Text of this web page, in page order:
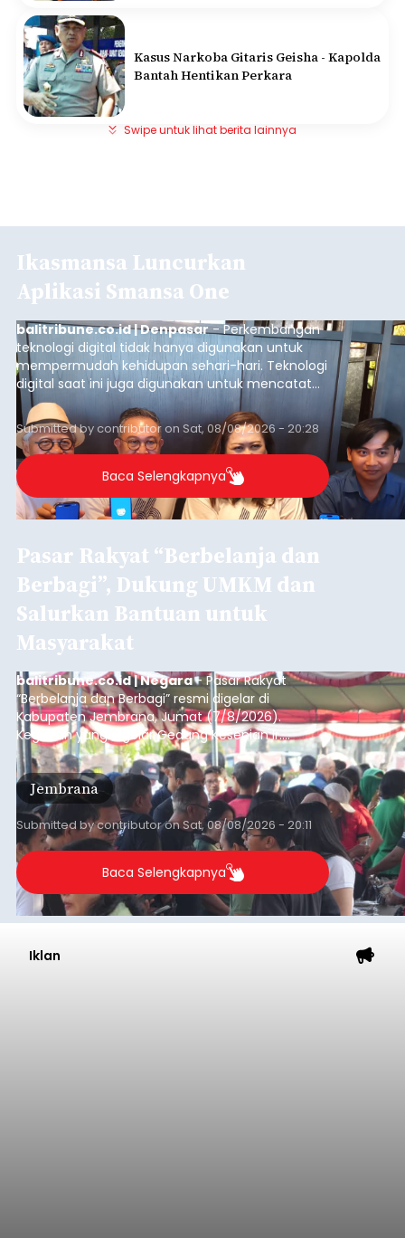
Kasus Narkoba Gitaris Geisha - Kapolda
Bantah Hentikan Perkara
Swipe untuk lihat berita lainnya
Ikasmansa Luncurkan
Aplikasi Smansa One
balitribune.co.id | Denpasar- Perkembangan
teknologi digital tidak hanya digunakan untuk
mempermudah kehidupan sehari-hari. Teknologi
digital saat ini juga digunakan untuk mencatat
dan mengelola data base alumni dari suatu
sekolah, salah satunya adalah alumni SMA 1
Denpasar.
Submitted bycontributoronSat, 08/08/2026 - 20:28
Baca Selengkapnya
Pasar Rakyat “Berbelanja dan
Berbagi”, Dukung UMKM dan
Salurkan Bantuan untuk
Masyarakat
balitribune.co.id | Negara- Pasar Rakyat
“Berbelanja dan Berbagi” resmi digelar di
Kabupaten Jembrana, Jumat (7/8/2026).
Kegiatan yang digelar Gedung Kesenian Ir.
Soekarno ini memadukan pemberdayaan
ekonomi masyarakat dengan aksi sosial tersebut
mendapat antusiasme tinggi dan mencatat nilai
transaksi mencapai Rp672.733.200.
Jembrana
Submitted bycontributoronSat, 08/08/2026 - 20:11
Baca Selengkapnya
Iklan